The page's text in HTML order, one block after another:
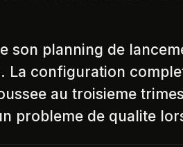
son planning de
La configuration
au troisieme
probleme de qualite